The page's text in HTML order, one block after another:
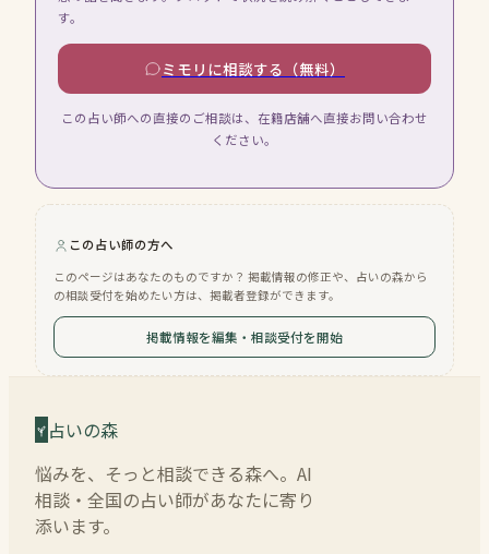
す。
ミモリに相談する（無料）
この占い師への直接のご相談は、在籍店舗へ直接お問い合わせ
ください。
この占い師の方へ
このページはあなたのものですか？ 掲載情報の修正や、占いの森から
の相談受付を始めたい方は、掲載者登録ができます。
掲載情報を編集・相談受付を開始
占いの森
悩みを、そっと相談できる森へ。AI
相談・全国の占い師があなたに寄り
添います。